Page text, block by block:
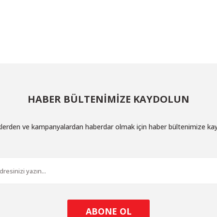
HABER BÜLTENİMİZE KAYDOLUN
ve kampanyalardan haberdar olmak için haber bültenimize
ABONE OL